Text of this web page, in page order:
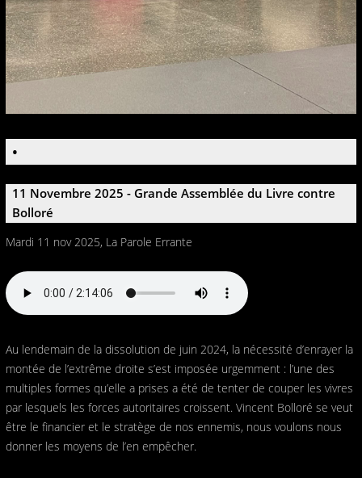
•
11 Novembre 2025 - Grande Assemblée du Livre contre
Bolloré
Mardi 11 nov 2025, La Parole Errante
Au lendemain de la dissolution de juin 2024, la nécessité d’enrayer la
montée de l’extrême droite s’est imposée urgemment : l’une des
multiples formes qu’elle a prises a été de tenter de couper les vivres
par lesquels les forces autoritaires croissent. Vincent Bolloré se veut
être le financier et le stratège de nos ennemis, nous voulons nous
donner les moyens de l’en empêcher.